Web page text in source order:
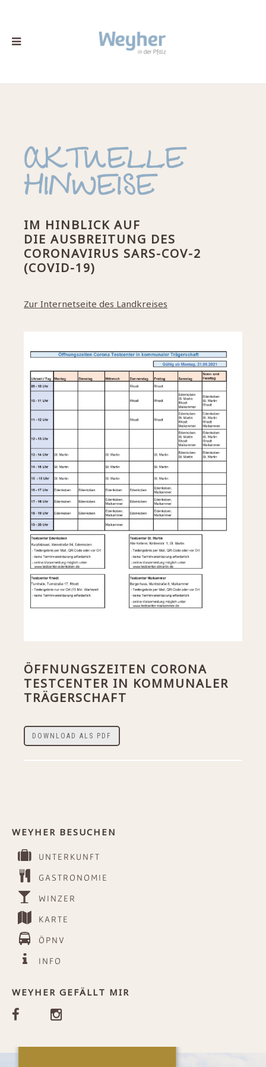
AKTUELLE
HINWEISE
IM HINBLICK AUF
DIE AUSBREITUNG DES
CORONAVIRUS SARS-COV-2
(COVID-19)
Zur Internetseite des Landkreises
ÖFFNUNGSZEITEN CORONA
TESTCENTER IN KOMMUNALER
TRÄGERSCHAFT
DOWNLOAD ALS PDF
WEYHER BESUCHEN
UNTERKUNFT
GASTRONOMIE
WINZER
KARTE
ÖPNV
INFO
WEYHER GEFÄLLT MIR